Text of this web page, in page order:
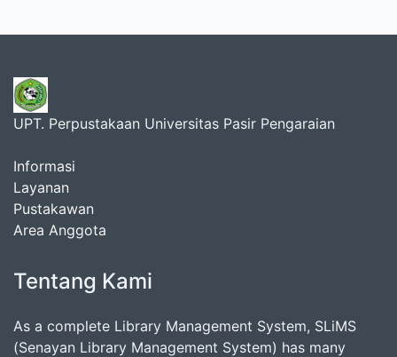
UPT. Perpustakaan Universitas Pasir Pengaraian
Informasi
Layanan
Pustakawan
Area Anggota
Tentang Kami
As a complete Library Management System, SLiMS
(Senayan Library Management System) has many